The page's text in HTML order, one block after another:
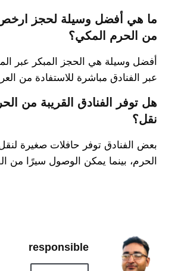
ما هي أفضل وسيلة لحجز
من الحرم المكي؟
أفضل وسيلة هي الحجز المبكر عبر
عبر الفنادق مباشرة للاستفادة من
هل توفر الفنادق القريبة من
نقل؟
بعض الفنادق توفر حافلات صغيرة لنقل
الحرم، بينما يمكن الوصول سيرًا من
responsible